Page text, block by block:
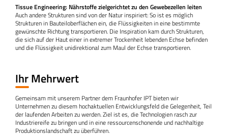
Tissue Engineering: Nährstoffe zielgerichtet zu den Gewebezellen leiten
Auch andere Strukturen sind von der Natur inspiriert: So ist es möglich
Strukturen in Bauteiloberflächen ein, die Flüssigkeiten in eine bestimmte
gewünschte Richtung transportieren. Die Inspiration kam durch Strukturen,
die sich auf der Haut einer in extremer Trockenheit lebenden Echse befinden
und die Flüssigkeit unidirektional zum Maul der Echse transportieren.
Ihr Mehrwert
Gemeinsam mit unserem Partner dem Fraunhofer IPT bieten wir
Unternehmen zu diesem hochaktuellen Entwicklungsfeld die Gelegenheit, Teil
der laufenden Arbeiten zu werden. Ziel ist es, die Technologien rasch zur
Industriereife zu bringen und in eine ressourcenschonende und nachhaltige
Produktionslandschaft zu überführen.